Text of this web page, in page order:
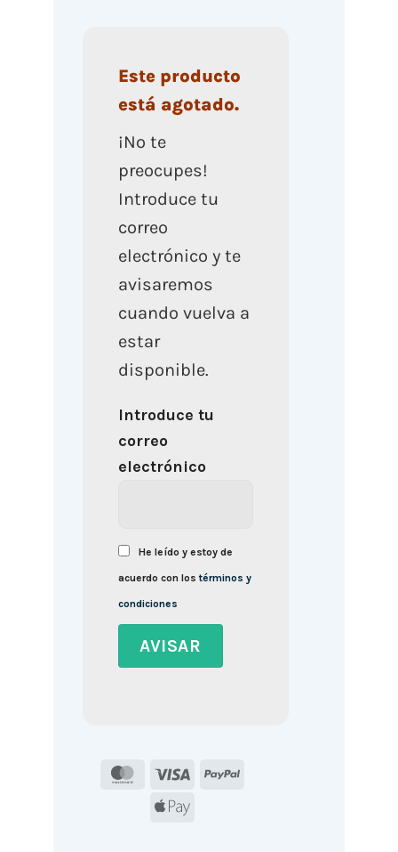
Este producto
está agotado.
¡No te
preocupes!
Introduce tu
correo
electrónico y te
avisaremos
cuando vuelva a
estar
disponible.
Introduce tu
correo
electrónico
He leído y estoy de
acuerdo con lostérminos y
condiciones
MasterCard
Visa
PayPal
Apple